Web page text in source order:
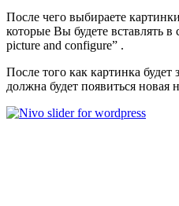
После чего выбираете
которые Вы будете вставлять
picture and configure” .
После того как картинка будет
должна будет появиться новая